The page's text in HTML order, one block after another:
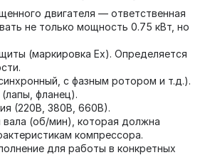
двигателя — ответственная
не только мощность 0.75 кВт, но
(маркировка Ex). Определяется
с фазным ротором и т.д.).
фланец).
(220В, 380В, 660В).
вала (об/мин), которая должна
компрессора.
для работы в конкретных